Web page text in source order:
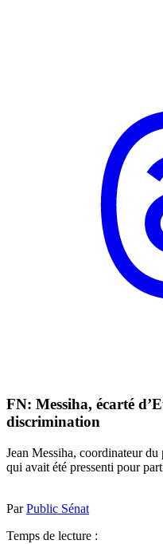
FN: Messiha, écarté
discrimination
Jean Messiha, coordinateur
qui avait été pressenti pour
ParPublic Sénat
Temps de lecture :